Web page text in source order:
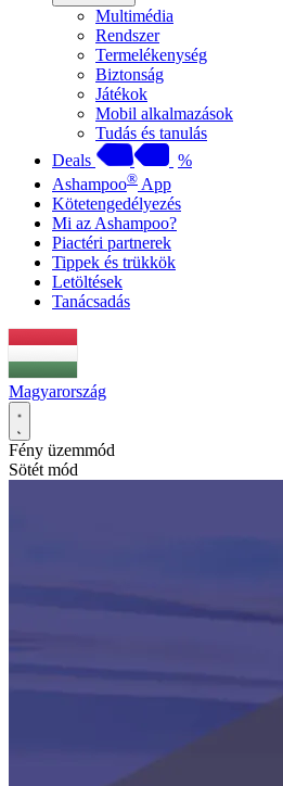
Multimédia
Rendszer
Termelékenység
Biztonság
Játékok
Mobil alkalmazások
Tudás és tanulás
Deals
%
Ashampoo® App
Kötetengedélyezés
Mi az Ashampoo?
Piactéri partnerek
Tippek és trükkök
Letöltések
Tanácsadás
Magyarország
Fény üzemmód
Sötét mód